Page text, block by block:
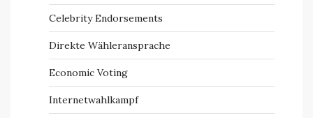
Celebrity Endorsements
Direkte Wähleransprache
Economic Voting
Internetwahlkampf